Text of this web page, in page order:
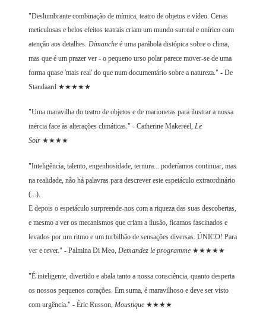
"Deslumbrante combinação de mímica, teatro de objetos e vídeo. Cenas
meticulosas e belos efeitos teatrais criam um mundo surreal e onírico com
atenção aos detalhes.Dimanche é uma parábola distópica sobre o clima,
mas que é um prazer ver - o pequeno urso polar parece mover-se de uma
forma quase 'mais real' do que num documentário sobre a natureza." - De
Standaard ★★★★★
"Uma maravilha do teatro de objetos e de marionetas para ilustrar a nossa
inércia face às alterações climáticas." - Catherine Makereel,Le
Soir ★★★★
"Inteligência, talento, engenhosidade, ternura... poderíamos continuar, mas
na realidade, não há palavras para descrever este espetáculo extraordinário
(...).
E depois o espetáculo surpreende-nos com a riqueza das suas descobertas,
e mesmo a ver os mecanismos que criam a ilusão, ficamos fascinados e
levados por um ritmo e um turbilhão de sensações diversas. ÚNICO! Para
ver e rever." - Palmina Di Meo,Demandez le programme ★★★★★
"É inteligente, divertido e abala tanto a nossa consciência, quanto desperta
os nossos pequenos corações. Em suma, é maravilhoso e deve ser visto
com urgência." - Éric Russon, Moustique ★★★★